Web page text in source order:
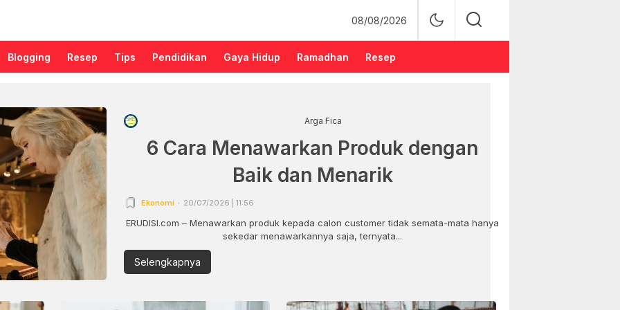
08/08/2026
Blogging Resep Tips Pendidikan Gaya Hidup Ramadhan Resep
Arga Fica
6 Cara Menawarkan Produk dengan
Baik dan Menarik
Ekonomi 20/07/2026 | 11:56
ERUDISI.com – Menawarkan produk kepada calon customer tidak semata-mata hanya
sekedar menawarkannya saja, ternyata...
Selengkapnya